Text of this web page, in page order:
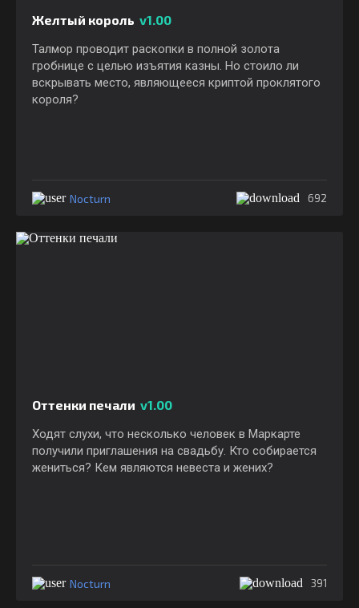
Желтый король v1.00
Талмор проводит раскопки в полной золота
гробнице с целью изъятия казны. Но стоило ли
вскрывать место, являющееся криптой проклятого
короля?
Nocturn 692
Оттенки печали v1.00
Ходят слухи, что несколько человек в Маркарте
получили приглашения на свадьбу. Кто собирается
жениться? Кем являются невеста и жених?
Nocturn 391